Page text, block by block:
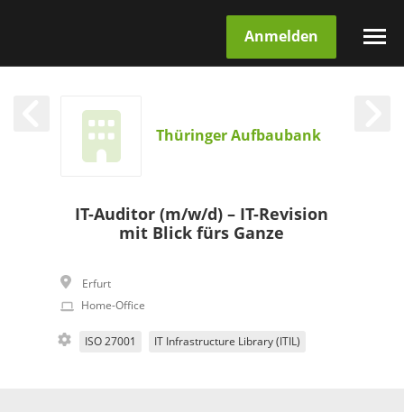
Anmelden
Thüringer Aufbaubank
IT-Auditor (m/w/d) – IT-Revision
mit Blick fürs Ganze
Erfurt
Home-Office
ISO 27001 IT Infrastructure Library (ITIL)